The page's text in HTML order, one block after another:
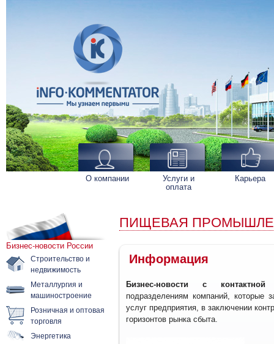
О компании Услуги и
оплата
Карьера
Бизнес-новости России
Строительство и
недвижимость
Металлургия и
машиностроение
Розничная и оптовая
торговля
Энергетика
ПИЩЕВАЯ
Информация
Бизнес-новости с контактной
подразделениям компаний, которые
услуг предприятия, в заключении
горизонтов рынка сбыта.